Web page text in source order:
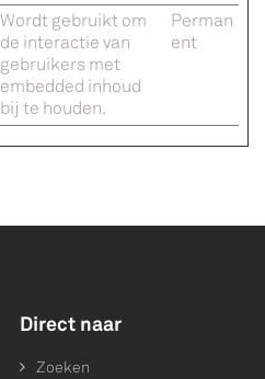
Wordt gebruikt om
de interactie van
gebruikers met
embedded inhoud
bij te houden.
Perman
ent
Direct naar
Zoeken